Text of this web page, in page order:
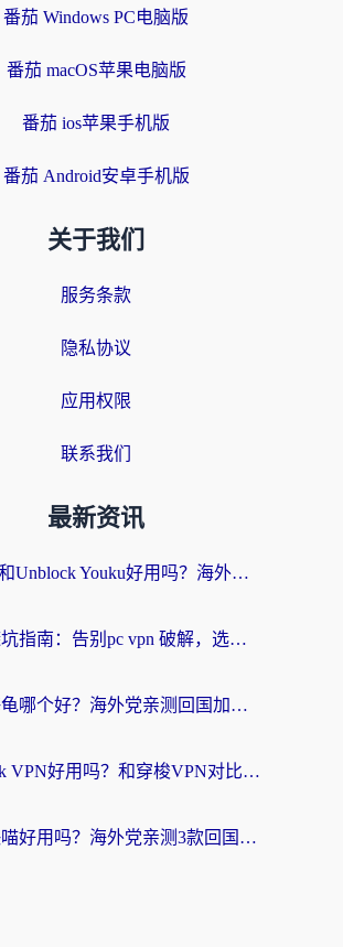
番茄 Windows PC电脑版
番茄 macOS苹果电脑版
番茄 ios苹果手机版
番茄 Android安卓手机版
关于我们
服务条款
隐私协议
应用权限
联系我们
最新资讯
ChickCN和Unblock Youku好用吗？海外党亲测3款回国加速器，附iOS免费选择指南
海外党避坑指南：告别pc vpn 破解，选对回国加速器轻松访问国内资源
穿梭和海龟哪个好？海外党亲测回国加速器，附电脑免费VPN推荐
Quickback VPN好用吗？和穿梭VPN对比哪个回国效果更好？海外党必看的真实测评与选择指南
穿梭和快喵好用吗？海外党亲测3款回国加速器，附日本回国VPN避坑指南